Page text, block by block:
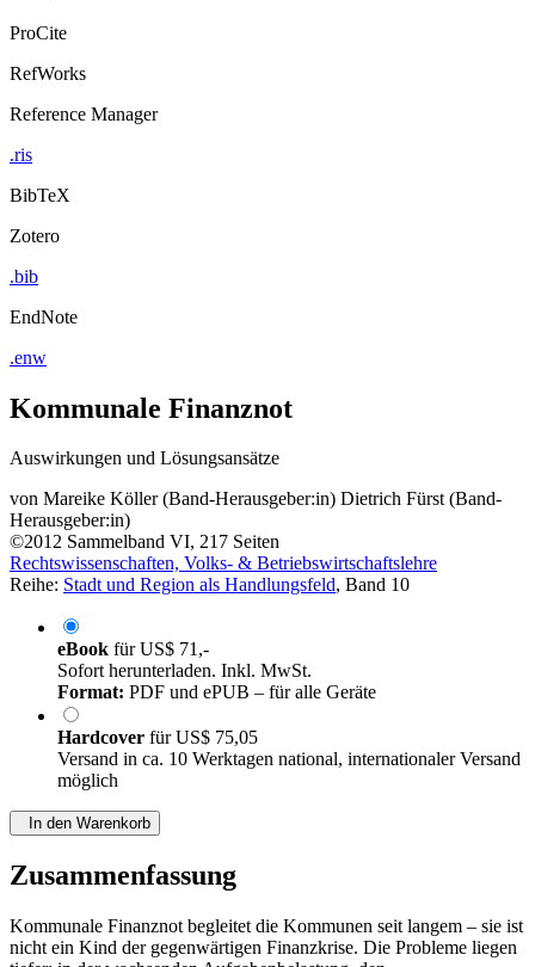
ProCite
RefWorks
Reference Manager
.ris
BibTeX
Zotero
.bib
EndNote
.enw
Kommunale Finanznot
Auswirkungen und Lösungsansätze
von Mareike Köller (Band-Herausgeber:in) Dietrich Fürst (Band-
Herausgeber:in)
©2012 Sammelband VI, 217 Seiten
Rechtswissenschaften, Volks- & Betriebswirtschaftslehre
Reihe: Stadt und Region als Handlungsfeld, Band 10
eBook fürUS$ 71,-
Sofort herunterladen. Inkl. MwSt.
Format: PDF und ePUB – für alle Geräte
Hardcover fürUS$ 75,05
Versand in ca. 10 Werktagen national, internationaler Versand
möglich
In den Warenkorb
Zusammenfassung
Kommunale Finanznot begleitet die Kommunen seit langem – sie ist
nicht ein Kind der gegenwärtigen Finanzkrise. Die Probleme liegen